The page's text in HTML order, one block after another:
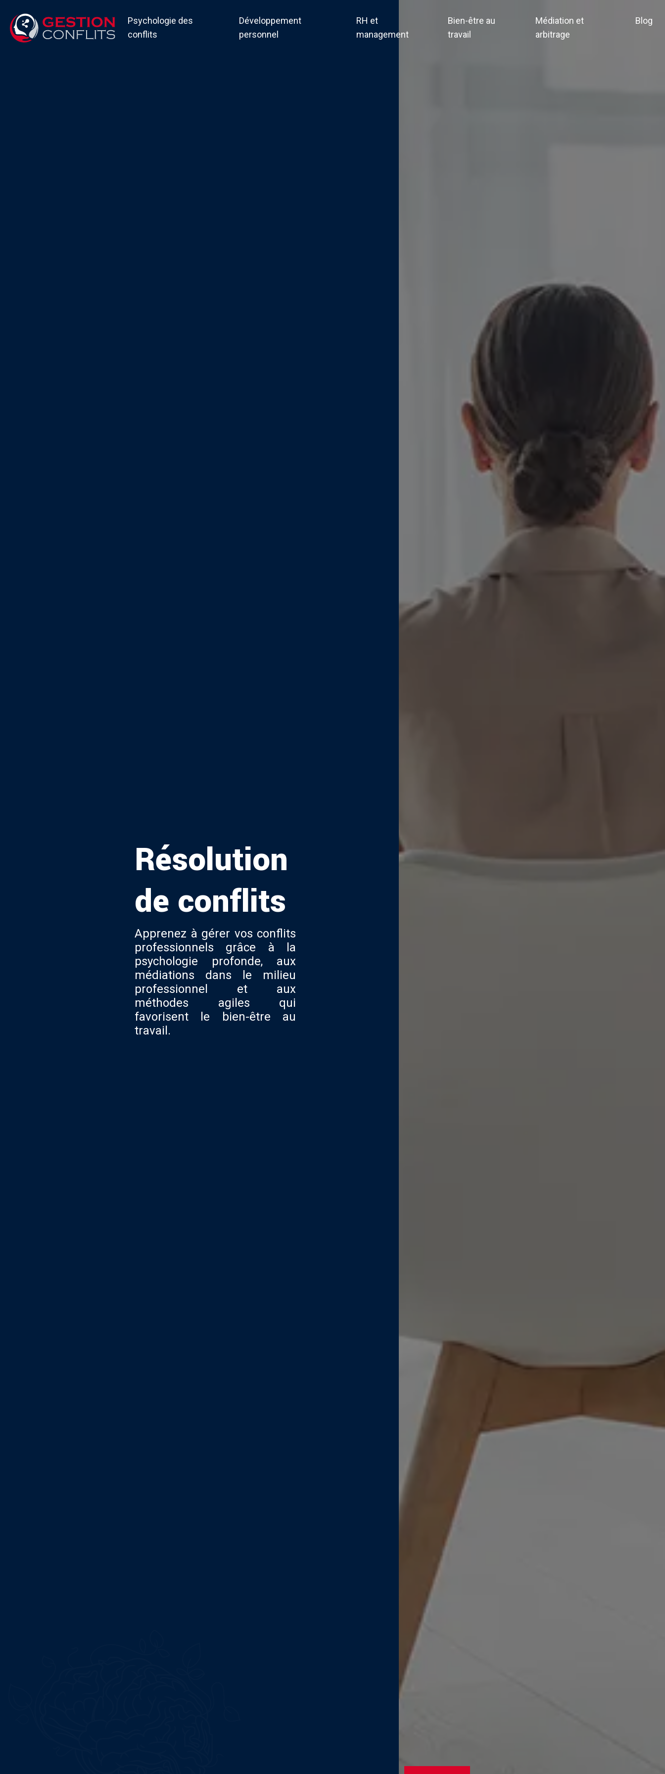
Psychologie des
conflits
Développement
personnel
RH et
management
Bien-être au
travail
Médiation et
arbitrage
Blog
Résolution
de conflits
Apprenez à gérer vos conflits
professionnels grâce à la
psychologie profonde, aux
médiations dans le milieu
professionnel et aux
méthodes agiles qui
favorisent le bien-être au
travail.